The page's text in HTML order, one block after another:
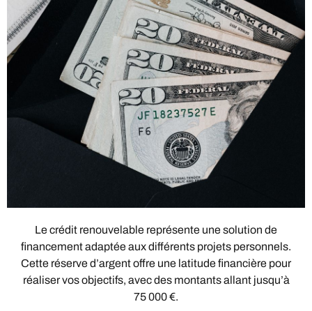
Le crédit renouvelable représente une solution de
financement adaptée aux différents projets personnels.
Cette réserve d’argent offre une latitude financière pour
réaliser vos objectifs, avec des montants allant jusqu’à
75 000 €.